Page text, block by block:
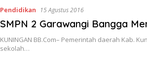
Pendidikan 15 Agustus 2016
SMPN 2 Garawangi Bangga
KUNINGAN BB.Com– Pemerintah daerah Kab.
sekolah…